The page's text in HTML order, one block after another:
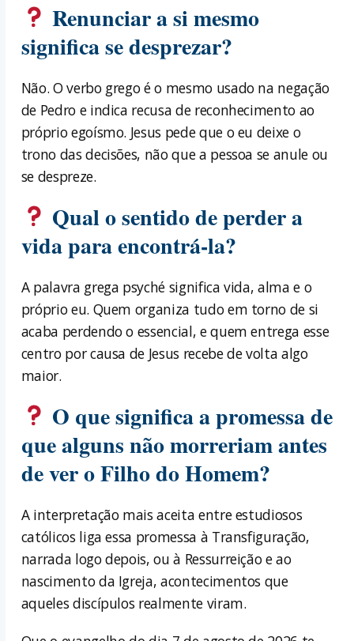
Renunciar a si mesmo
significa se desprezar?
Não. O verbo grego é o mesmo usado na negação
de Pedro e indica recusa de reconhecimento ao
próprio egoísmo. Jesus pede que o eu deixe o
trono das decisões, não que a pessoa se anule ou
se despreze.
Qual o sentido de perder a
vida para encontrá-la?
A palavra grega psyché significa vida, alma e o
próprio eu. Quem organiza tudo em torno de si
acaba perdendo o essencial, e quem entrega esse
centro por causa de Jesus recebe de volta algo
maior.
O que significa a promessa de
que alguns não morreriam antes
de ver o Filho do Homem?
A interpretação mais aceita entre estudiosos
católicos liga essa promessa à Transfiguração,
narrada logo depois, ou à Ressurreição e ao
nascimento da Igreja, acontecimentos que
aqueles discípulos realmente viram.